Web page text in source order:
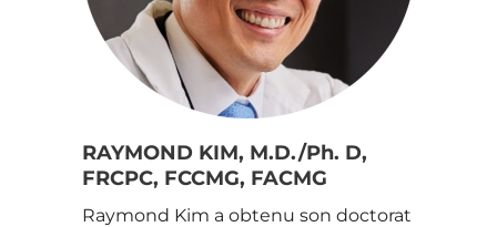
RAYMOND KIM, M.D./Ph. D,
FRCPC, FCCMG, FACMG
Raymond Kim a obtenu son doctorat